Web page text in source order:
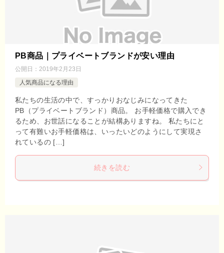
PB商品｜プライベートブランドが安い理由
公開日： 2019年2月23日
人気商品になる理由
私たちの生活の中で、すっかりおなじみになってきた
PB（プライベートブランド）商品。 お手軽価格で購入でき
るため、お世話になることが結構ありますね。 私たちにと
って有難いお手軽価格は、いったいどのようにして実現さ
れているの […]
続きを読む